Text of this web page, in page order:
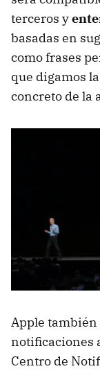
terceros y
basadas en
como frases
que digamos
concreto de la
Apple también
notificaciones
Centro de